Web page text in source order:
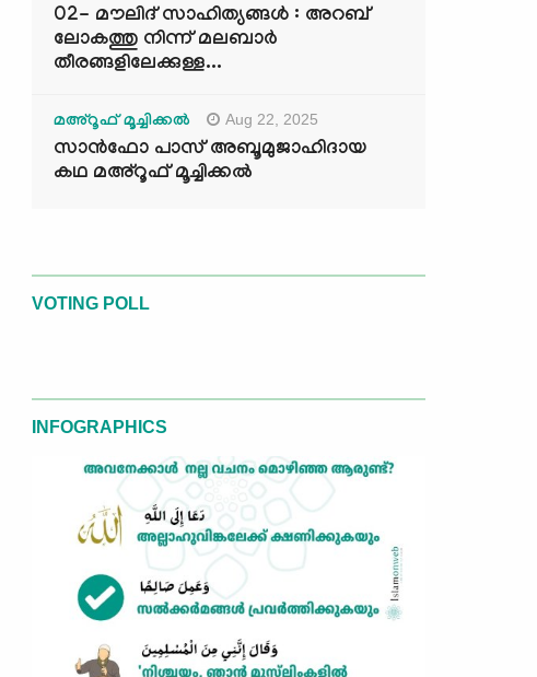
02- മൗലിദ് സാഹിത്യങ്ങൾ : അറബ്
ലോകത്തു നിന്ന് മലബാർ
തീരങ്ങളിലേക്കുള്ള...
മഅ്റൂഫ് മൂച്ചിക്കല്‍ Aug 22, 2025
സാൻഫോ പാസ് അബൂമുജാഹിദായ
കഥ മഅ്റൂഫ് മൂച്ചിക്കല്‍
VOTING POLL
INFOGRAPHICS